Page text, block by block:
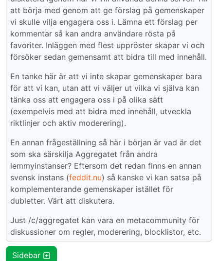
att börja med genom att ge förslag på gemenskaper
vi skulle vilja engagera oss i. Lämna ett förslag per
kommentar så kan andra användare rösta på
favoriter. Inläggen med flest uppröster skapar vi och
försöker sedan gemensamt att bidra till med innehåll.
En tanke här är att vi inte skapar gemenskaper bara
för att vi kan, utan att vi väljer ut vilka vi själva kan
tänka oss att engagera oss i på olika sätt
(exempelvis med att bidra med innehåll, utveckla
riktlinjer och aktiv moderering).
En annan frågeställning så här i början är vad är det
som ska särskilja Aggregatet från andra
lemmyinstanser? Eftersom det redan finns en annan
svensk instans (feddit.nu) så kanske vi kan satsa på
komplementerande gemenskaper istället för
dubletter. Värt att diskutera.
Just /c/aggregatet kan vara en metacommunity för
diskussioner om regler, moderering, blocklistor, etc.
Sidebar